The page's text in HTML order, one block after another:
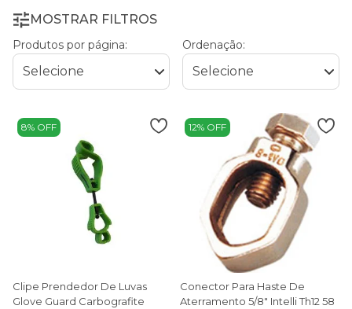
MOSTRAR FILTROS
Produtos por página: Ordenação:
8% OFF
Clipe Prendedor De Luvas
Glove Guard Carbografite
12% OFF
Conector Para Haste De
Aterramento 5/8" Intelli Th12 58